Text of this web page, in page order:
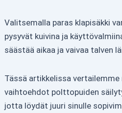
Valitsemalla paras klapisäkki
pysyvät kuivina ja
säästää aikaa ja vaivaa talven
Tässä artikkelissa
vaihtoehdot polttopuiden
jotta löydät juuri sinulle